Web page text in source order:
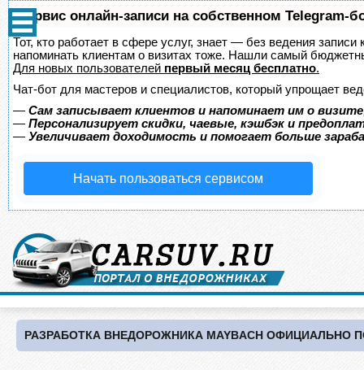
Сервис онлайн-записи на собственном Telegram-
Тот, кто работает в сфере услуг, знает — без ведения
напоминать клиентам о визитах тоже. Нашли самый
Для новых пользователей первый месяц бесплатно.
Чат-бот для мастеров и специалистов, который упрощает
— Сам записывает клиентов и напоминает им о
— Персонализирует скидки, чаевые, кэшбэк и
— Увеличивает доходимость и помогает больше
Начать пользоваться сервисом
РАЗРАБОТКА ВНЕДОРОЖНИКА MAYBACH ОФИЦИАЛЬНО